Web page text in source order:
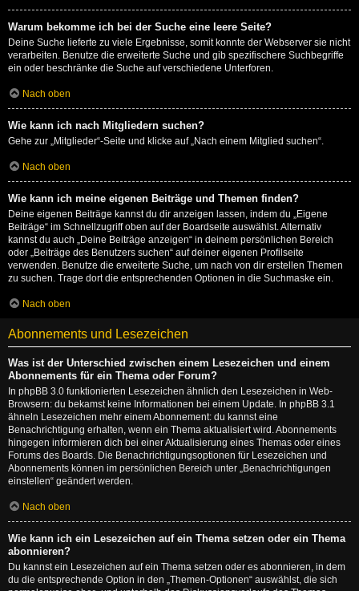
Warum bekomme ich bei der Suche eine leere Seite?
Deine Suche lieferte zu viele Ergebnisse, somit konnte der Webserver sie nicht
verarbeiten. Benutze die erweiterte Suche und gib spezifischere Suchbegriffe
ein oder beschränke die Suche auf verschiedene Unterforen.
Nach oben
Wie kann ich nach Mitgliedern suchen?
Gehe zur „Mitglieder“-Seite und klicke auf „Nach einem Mitglied suchen“.
Nach oben
Wie kann ich meine eigenen Beiträge und Themen finden?
Deine eigenen Beiträge kannst du dir anzeigen lassen, indem du „Eigene
Beiträge“ im Schnellzugriff oben auf der Boardseite auswählst. Alternativ
kannst du auch „Deine Beiträge anzeigen“ in deinem persönlichen Bereich
oder „Beiträge des Benutzers suchen“ auf deiner eigenen Profilseite
verwenden. Benutze die erweiterte Suche, um nach von dir erstellen Themen
zu suchen. Trage dort die entsprechenden Optionen in die Suchmaske ein.
Nach oben
Abonnements und Lesezeichen
Was ist der Unterschied zwischen einem Lesezeichen und einem
Abonnements für ein Thema oder Forum?
In phpBB 3.0 funktionierten Lesezeichen ähnlich den Lesezeichen in Web-
Browsern: du bekamst keine Informationen bei einem Update. In phpBB 3.1
ähneln Lesezeichen mehr einem Abonnement: du kannst eine
Benachrichtigung erhalten, wenn ein Thema aktualisiert wird. Abonnements
hingegen informieren dich bei einer Aktualisierung eines Themas oder eines
Forums des Boards. Die Benachrichtigungsoptionen für Lesezeichen und
Abonnements können im persönlichen Bereich unter „Benachrichtigungen
einstellen“ geändert werden.
Nach oben
Wie kann ich ein Lesezeichen auf ein Thema setzen oder ein Thema
abonnieren?
Du kannst ein Lesezeichen auf ein Thema setzen oder es abonnieren, in dem
du die entsprechende Option in den „Themen-Optionen“ auswählst, die sich